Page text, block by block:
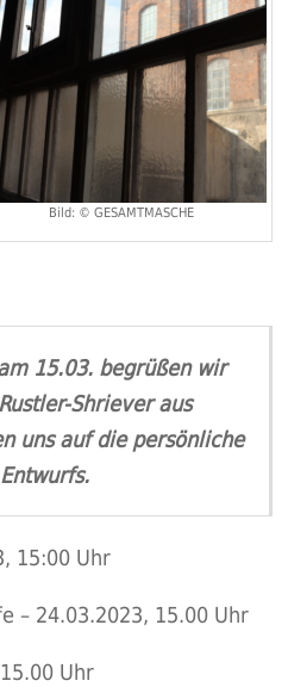
Bild: © GESAMTMASCHE
15.03. begrüßen wir
Shriever aus
uns auf die persönliche
15:00 Uhr
– 24.03.2023, 15.00 Uhr
Uhr